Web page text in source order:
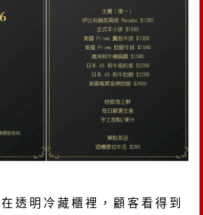
透明冷藏櫃裡，顧客看得到